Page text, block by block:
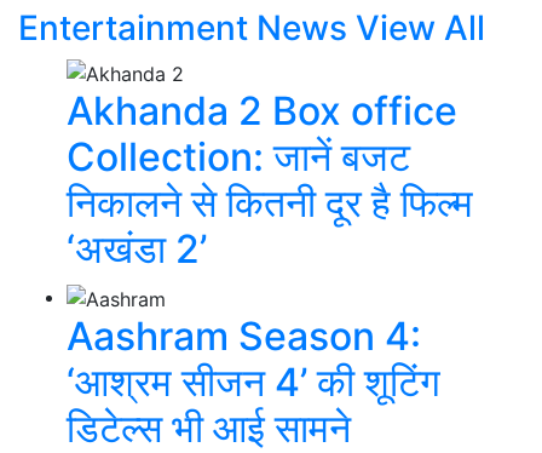
Entertainment News View All
Akhanda 2 Box office
Collection: जानें बजट
निकालने से कितनी दूर है फिल्म
‘अखंडा 2’
Aashram Season 4:
‘आश्रम सीजन 4’ की शूटिंग
डिटेल्स भी आई सामने